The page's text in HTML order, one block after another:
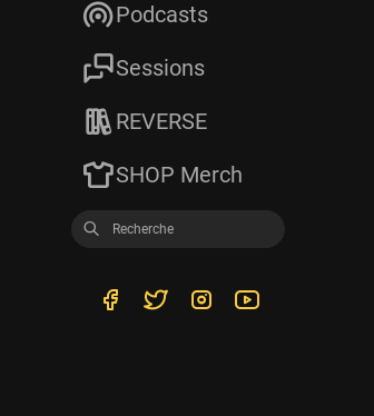
Podcasts
Sessions
REVERSE
SHOP Merch